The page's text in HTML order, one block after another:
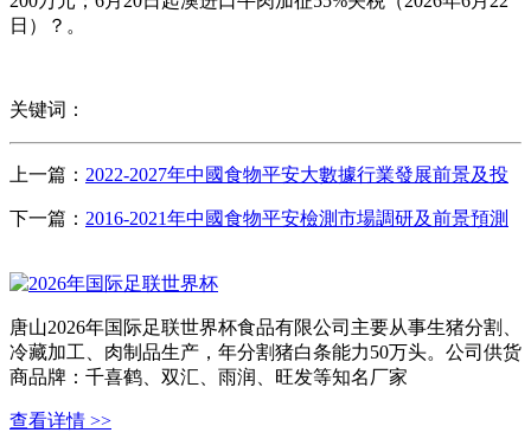
日）？。
关键词：
上一篇： 2022-2027年中國食物平安大數據行業發展前景及投
下一篇： 2016-2021年中國食物平安檢測市場調研及前景預測
唐山2026年国际足联世界杯食品有限公司主要从事生猪分割、
冷藏加工、肉制品生产，年分割猪白条能力50万头。公司供货
商品牌：千喜鹤、双汇、雨润、旺发等知名厂家
查看详情 >>